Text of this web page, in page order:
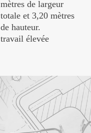
mètres de largeur
totale et 3,20 mètres
de hauteur.
travail élevée